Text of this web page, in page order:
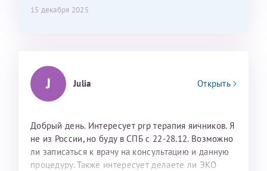
15 декабря 2025
J Julia Открыть
Добрый день. Интересует prp терапия яичников. Я
не из России, но буду в СПБ с 22-28.12. Возможно
ли записаться к врачу на консультацию и данную
процедуру. Также интересует делаете ли ЭКО